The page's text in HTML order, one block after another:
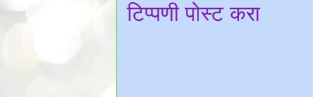
टिप्पणी पोस्ट करा